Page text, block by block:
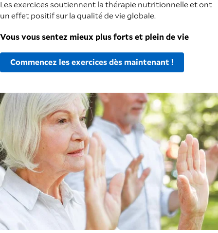
Les exercices soutiennent la thérapie nutritionnelle et ont
un effet positif sur la qualité de vie globale.
Vous vous sentez mieux plus forts et plein de vie
Commencez les exercices dès maintenant !